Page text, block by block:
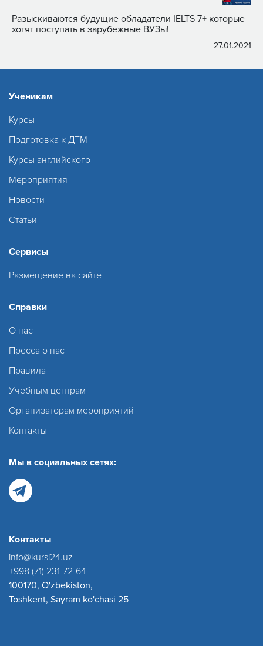
Разыскиваются будущие обладатели IELTS 7+ которые
хотят поступать в зарубежные ВУЗы!
27.01.2021
Ученикам
Курсы
Подготовка к ДТМ
Курсы английского
Мероприятия
Новости
Статьи
Сервисы
Размещение на сайте
Справки
О нас
Пресса о нас
Правила
Учебным центрам
Организаторам мероприятий
Контакты
Мы в социальных сетях:
Контакты
info@kursi24.uz
+998 (71) 231-72-64
100170, O'zbekiston,
Toshkent, Sayram ko'chasi 25